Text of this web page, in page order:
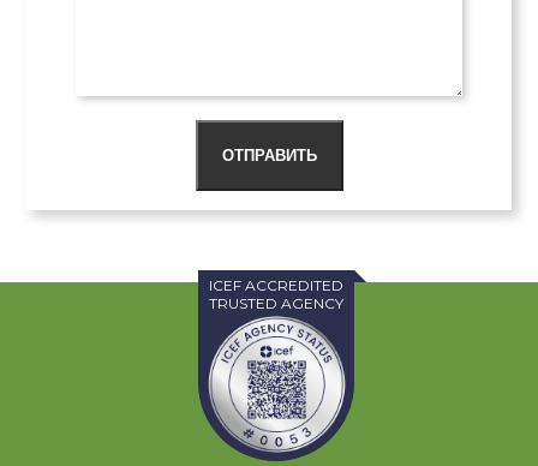
ОТПРАВИТЬ
ICEF ACCREDITED
TRUSTED AGENCY